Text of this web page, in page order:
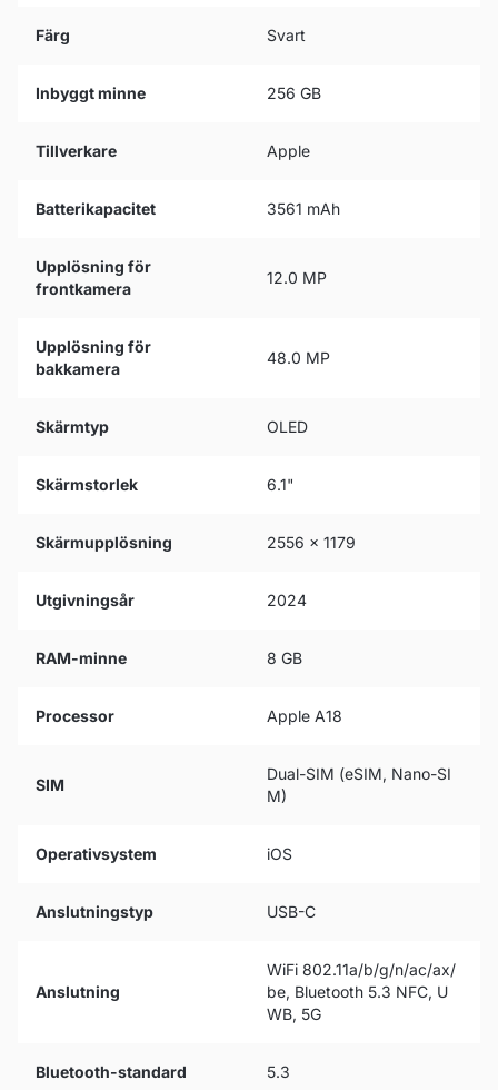
Färg Svart
Inbyggt minne 256 GB
Tillverkare Apple
Batterikapacitet 3561 mAh
Upplösning för
frontkamera
12.0 MP
Upplösning för
bakkamera
48.0 MP
Skärmtyp OLED
Skärmstorlek 6.1"
Skärmupplösning 2556 x 1179
Utgivningsår 2024
RAM-minne 8 GB
Processor Apple A18
SIM
Dual-SIM (eSIM, Nano-SI
M)
Operativsystem iOS
Anslutningstyp USB-C
Anslutning
WiFi 802.11a/b/g/n/ac/ax/
be, Bluetooth 5.3 NFC, U
WB, 5G
Bluetooth-standard 5.3